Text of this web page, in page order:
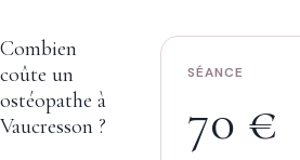
Combien
coûte un
ostéopathe à
Vaucresson ?
SÉANCE
70 €